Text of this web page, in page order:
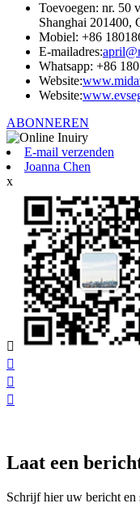
Toevoegen: nr. 50
Shanghai 201400,
Mobiel: +86
E-mailadres:
Whatsapp: +86
Website:
Website:
ABONNEREN
E-mail verzenden
Joanna Chen
x




Laat een
Schrijf hier uw bericht en